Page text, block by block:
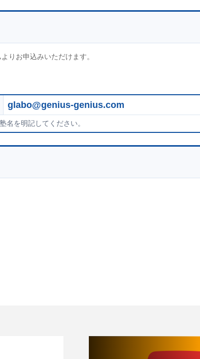
りお申込みいただけます。
glabo@genius-genius.com
名を明記してください。